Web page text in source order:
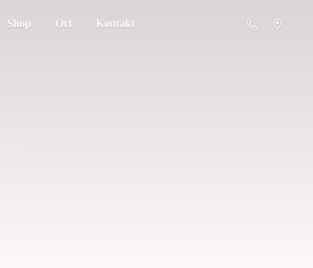
Shop Ort Kontakt